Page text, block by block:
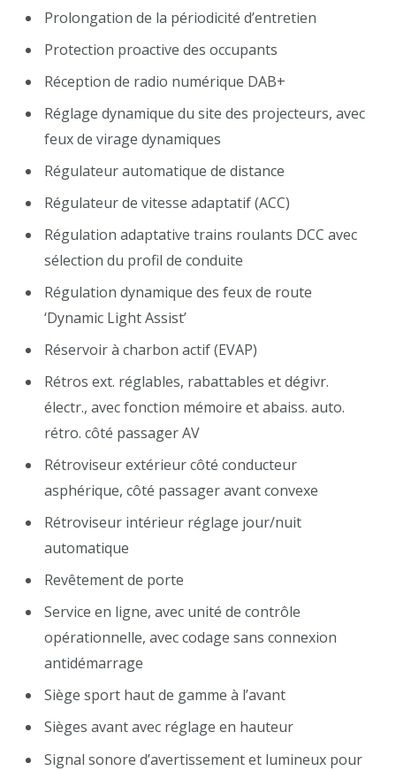
Prolongation de la périodicité d’entretien
Protection proactive des occupants
Réception de radio numérique DAB+
Réglage dynamique du site des projecteurs, avec
feux de virage dynamiques
Régulateur automatique de distance
Régulateur de vitesse adaptatif (ACC)
Régulation adaptative trains roulants DCC avec
sélection du profil de conduite
Régulation dynamique des feux de route
‘Dynamic Light Assist’
Réservoir à charbon actif (EVAP)
Rétros ext. réglables, rabattables et dégivr.
électr., avec fonction mémoire et abaiss. auto.
rétro. côté passager AV
Rétroviseur extérieur côté conducteur
asphérique, côté passager avant convexe
Rétroviseur intérieur réglage jour/nuit
automatique
Revêtement de porte
Service en ligne, avec unité de contrôle
opérationnelle, avec codage sans connexion
antidémarrage
Siège sport haut de gamme à l’avant
Sièges avant avec réglage en hauteur
Signal sonore d’avertissement et lumineux pour